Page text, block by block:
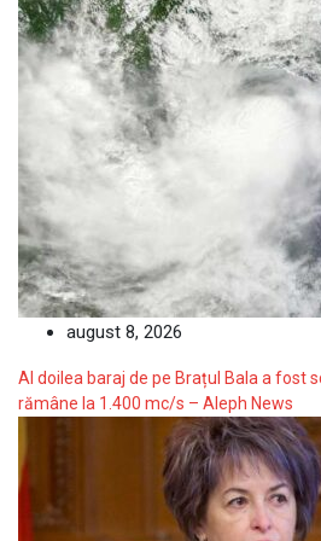
august 8, 2026
Al doilea baraj de pe Brațul Bala a fost
rămâne la 1.400 mc/s – Aleph News